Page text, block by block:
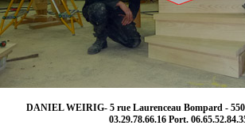
DANIEL WEIRIG- 5 rue Laurenceau Bompard -
03.29.78.66.16 Port.